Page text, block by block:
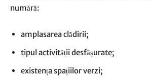
numără:
amplasarea clădirii;
tipul activității desfășurate;
existența spațiilor verzi;